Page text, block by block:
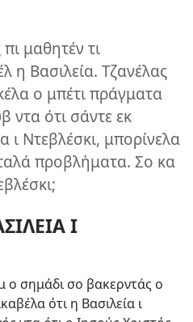
μαθητέν τι
η Βασιλεία. Τζανέλας
ο μπέτι πράγματα
ντα ότι σάντε εκ
ι Ντεβλέσκι, μπορίνελα
προβλήματα. Σο κα
Ι
ο σημάδι σο βακερντάς ο
ότι η Βασιλεία ι